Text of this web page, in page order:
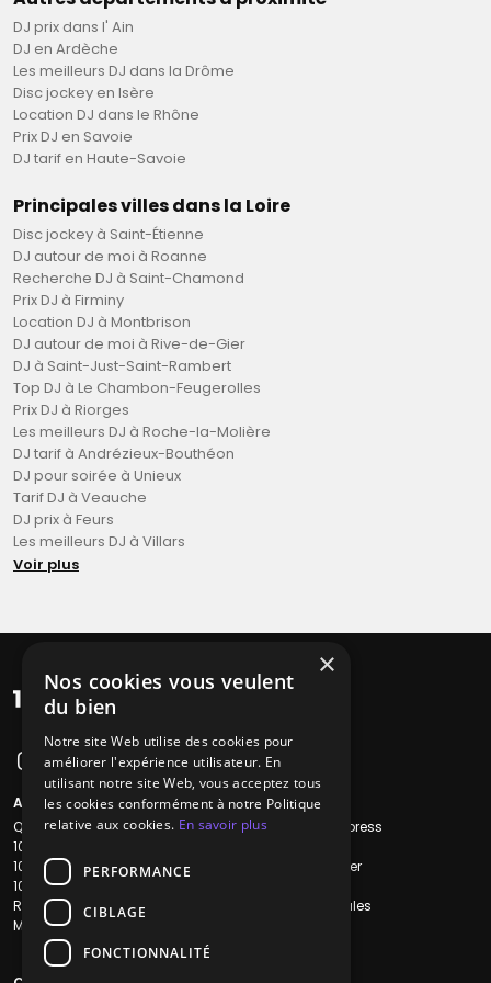
mariage, et cela sans frais supplémentaire. Pour plus
d'informations détaillées, n’hésitez pas à prendre
contact avec l’entreprise.
DJ prix dans l' Ain
DJ en Ardèche
Les meilleurs DJ dans la Drôme
Disc jockey en Isère
Location DJ dans le Rhône
Prix DJ en Savoie
DJ tarif en Haute-Savoie
Principales villes dans la Loire
Disc jockey à Saint-Étienne
DJ autour de moi à Roanne
Recherche DJ à Saint-Chamond
Prix DJ à Firminy
Location DJ à Montbrison
DJ autour de moi à Rive-de-Gier
DJ à Saint-Just-Saint-Rambert
Top DJ à Le Chambon-Feugerolles
Prix DJ à Riorges
Les meilleurs DJ à Roche-la-Molière
DJ tarif à Andrézieux-Bouthéon
DJ pour soirée à Unieux
Tarif DJ à Veauche
DJ prix à Feurs
Les meilleurs DJ à Villars
Voir plus
A propos
Qui sommes-nous ?
1001Salles
1001Salles PRO
1001Traiteurs
Reserverunbar
MP2
Liens utiles
Recherche Express
Nous contacter
Mentions légales
×
Nos cookies vous veulent
du bien
Notre site Web utilise des cookies pour
améliorer l'expérience utilisateur. En
utilisant notre site Web, vous acceptez tous
les cookies conformément à notre Politique
relative aux cookies. En savoir plus
PERFORMANCE
CIBLAGE
FONCTIONNALITÉ